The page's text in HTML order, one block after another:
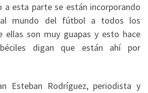
a esta parte se están incorporando
al mundo del fútbol a todos los
ellas son muy guapas y esto hace
digan que están ahí por
Esteban Rodríguez, periodista y